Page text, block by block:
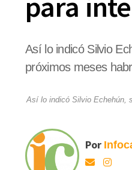
Así lo indicó Silvio
próximos meses
Así lo indicó Silvio Echehún,
Por